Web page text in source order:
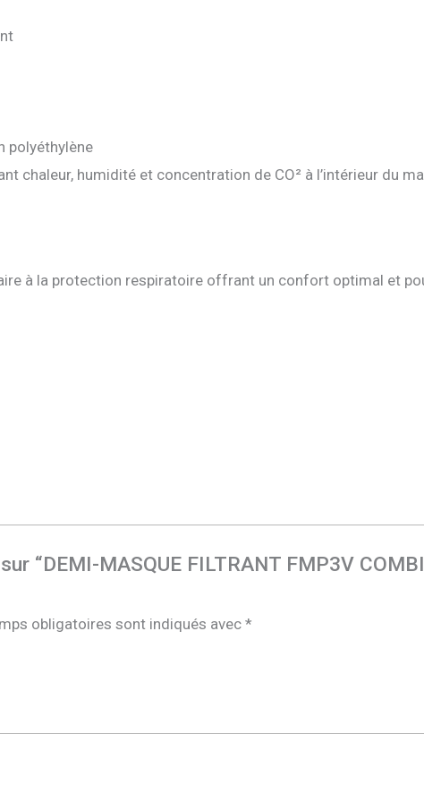
polyéthylène
chaleur, humidité et concentration de CO² à l’intérieur du
à la protection respiratoire offrant un confort optimal et
“DEMI-MASQUE FILTRANT FMP3V
obligatoires sont indiqués avec*